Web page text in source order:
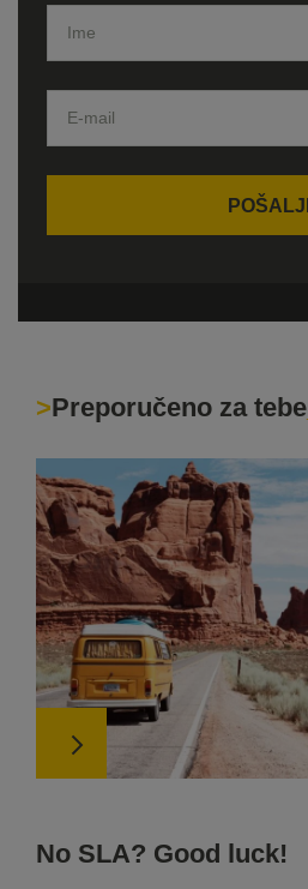
Preporučeno za tebe
No SLA? Good luck!